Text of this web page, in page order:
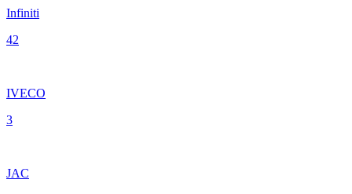
Infiniti
42
IVECO
3
JAC